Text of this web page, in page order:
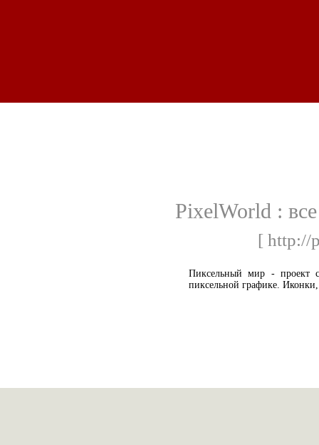
PixelWorld :
[ http://
Пиксельный мир - проект
пиксельной графике.